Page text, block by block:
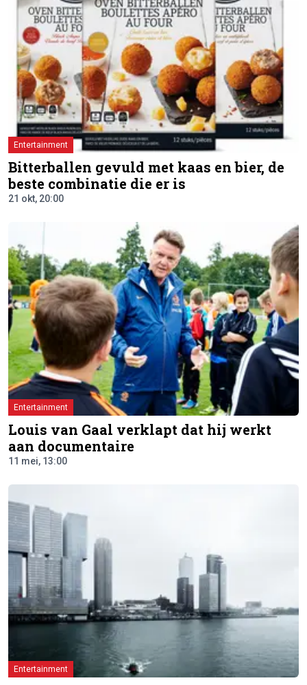
Entertainment
Bitterballen gevuld met kaas en bier, de
beste combinatie die er is
21 okt, 20:00
Entertainment
Louis van Gaal verklapt dat hij werkt
aan documentaire
11 mei, 13:00
Entertainment